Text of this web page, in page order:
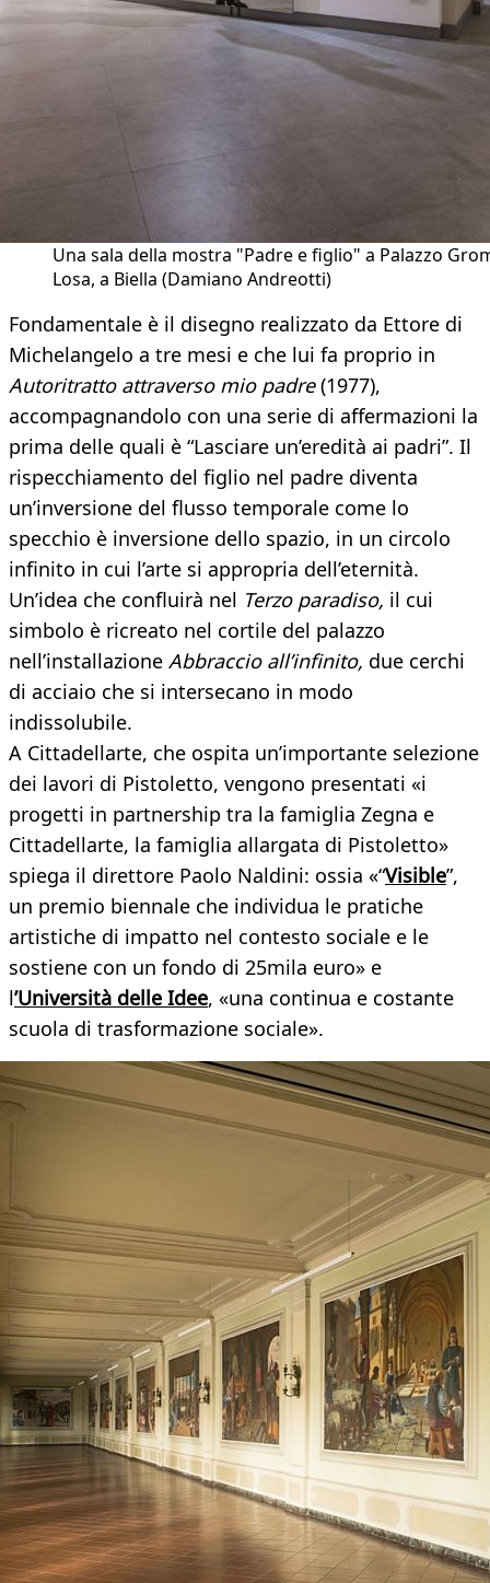
Una sala della mostra "Padre e figlio" a Palazzo
Losa, a Biella (Damiano Andreotti)
Fondamentale è il disegno realizzato da Ettore di
Michelangelo a tre mesi e che lui fa proprio in
Autoritratto attraverso mio padre(1977),
accompagnandolo con una serie di affermazioni la
prima delle quali è “Lasciare un’eredità ai padri”. Il
rispecchiamento del figlio nel padre diventa
un’inversione del flusso temporale come lo
specchio è inversione dello spazio, in un circolo
infinito in cui l’arte si appropria dell’eternità.
Un’idea che confluirà nel Terzo paradiso, il cui
simbolo è ricreato nel cortile del palazzo
nell’installazione Abbraccio all’infinito, due cerchi
di acciaio che si intersecano in modo
indissolubile.
A Cittadellarte, che ospita un’importante selezione
dei lavori di Pistoletto, vengono presentati «i
progetti in partnership tra la famiglia Zegna e
Cittadellarte, la famiglia allargata di Pistoletto»
spiega il direttore Paolo Naldini: ossia «“Visible”,
un premio biennale che individua le pratiche
artistiche di impatto nel contesto sociale e le
sostiene con un fondo di 25mila euro» e
l’Università delle Idee, «una continua e costante
scuola di trasformazione sociale».